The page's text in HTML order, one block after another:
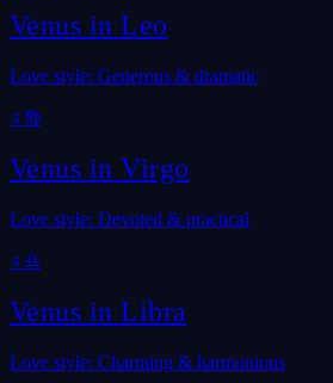
Venus inLeo
Love style: Generous & dramatic
♀ ♍
Venus inVirgo
Love style: Devoted & practical
♀ ♎
Venus inLibra
Love style: Charming & harmonious